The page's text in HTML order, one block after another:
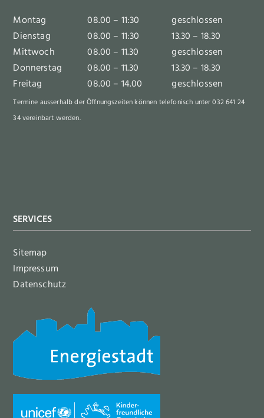
Montag 08.00 – 11:30
geschlossen
Dienstag
08.00 – 11:30
13.30 – 18.30
Mittwoch
08.00 – 11.30
geschlossen
Donnerstag
08.00 – 11.30
13.30 – 18.30
Freitag
08.00 – 14.00 geschlossen
Termine ausserhalb der Öffnungszeiten können telefonisch unter 032 641 24
34 vereinbart werden.
SERVICES
Sitemap
Impressum
Datenschutz